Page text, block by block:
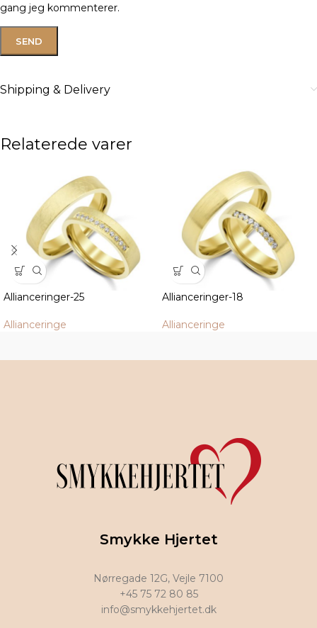
gang jeg kommenterer.
Shipping & Delivery
Relaterede varer
Allianceringer-25
Allianceringe
Allianceringer-18
Allianceringe
Smykke Hjertet
Nørregade 12G, Vejle 7100
+45 75 72 80 85
info@smykkehjertet.dk